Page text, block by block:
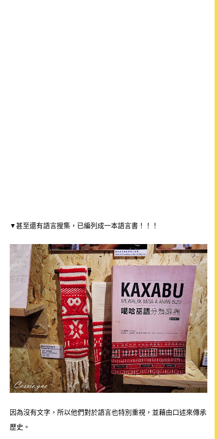
▼ 甚至還有語言搜集，已編列成一本語言書！！！
因為沒有文字，所以他們對於語言也特別重視，並藉由口述來傳承
歷史。